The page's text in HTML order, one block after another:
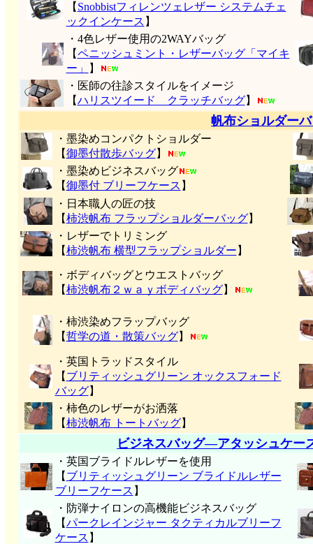
【 Snobbistフィレンツェレザー システムチェ
ックインケース 】
・4色レザー使用の2WAYバッグ
【ペニッシュミント・レザーバッグ「マイキ
ー」
】
・医師の往診スタイルをイメージ
【ハリスツイード クラッチバッグ】
帆布ショルダー
・墨染めコンパクトショルダー
【御墨付散歩バッグ】
・墨染めビジネスバッグ
【御墨付 ブリーフケース 】
・日本職人の匠の技
【柿渋帆布 フラップショルダーバッグ】
・レザーでトリミング
【柿渋帆布 横型フラップショルダー 】
・ボディバッグとウエストバッグ
【柿渋帆布２ｗａｙボディバッグ】
・柿渋染めフラップバッグ
【哲学の道・散策バッグ】
・英国トラッドスタイル
【 ブリティッシュグリーン オックスフォード
バッグ】
・柿色のレザーがお洒落
【柿渋帆布 トートバッグ】
ビジネスバッグ―アタッシュケー
・英国ブライドルレザーを使用
【 ブリティッシュグリーン ブライドルレザー
ブリーフケース 】
・防弾ナイロンの高機能ビジネスバッグ
【パークレインジャー タクティカルブリーフ
ケース 】